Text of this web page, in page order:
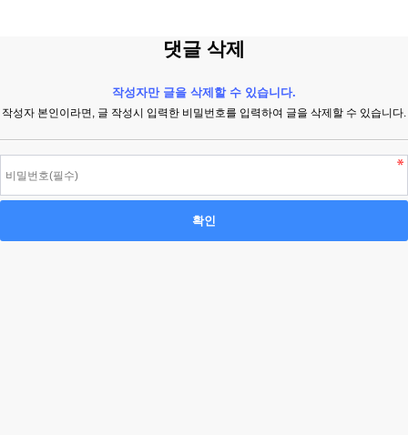
댓글 삭제
작성자만 글을 삭제할 수 있습니다.
작성자 본인이라면, 글 작성시 입력한 비밀번호를 입력하여 글을 삭제할 수 있습니다.